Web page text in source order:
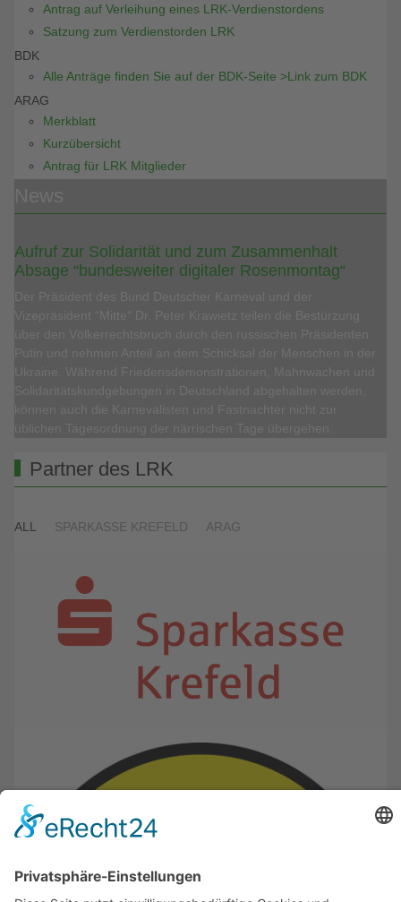
Antrag auf Verleihung eines LRK-Verdienstordens
Satzung zum Verdienstorden LRK
BDK
Alle Anträge finden Sie auf der BDK-Seite >Link zum BDK
ARAG
Merkblatt
Kurzübersicht
Antrag für LRK Mitglieder
Aufruf zur Solidarität und zum Zusammenhalt
Absage “bundesweiter digitaler Rosenmontag“
Partner des LRK
ALL SPARKASSE KREFELD ARAG